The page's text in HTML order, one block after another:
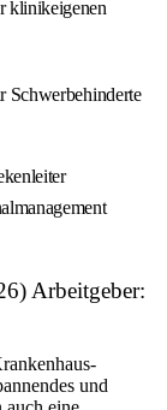
klinikeigenen
Schwerbehinderte
Arbeitgeber:
und